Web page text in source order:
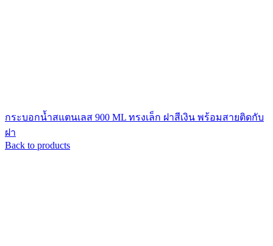
กระบอกน้ำสแตนเลส 900 ML ทรงเล็ก ฝาสีเงิน พร้อมสายติดกับ
ฝา
Back to products